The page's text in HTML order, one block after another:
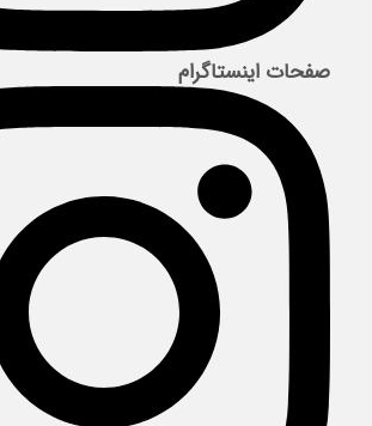
صفحات اینستاگرام